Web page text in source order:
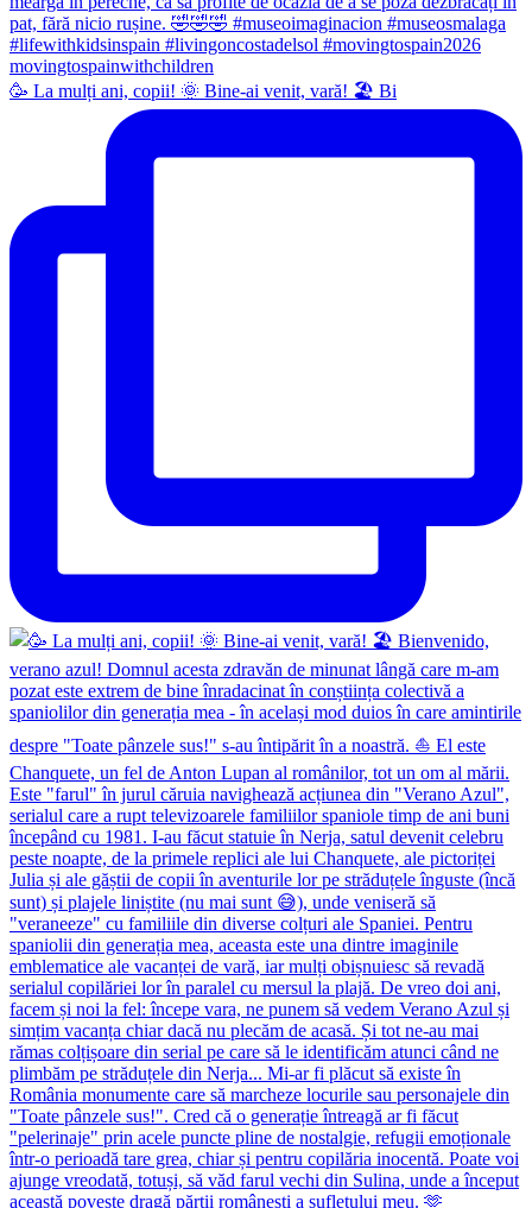
🥳 La mulți ani, copii! 🌞 Bine-ai venit, vară! 🏖 Bi